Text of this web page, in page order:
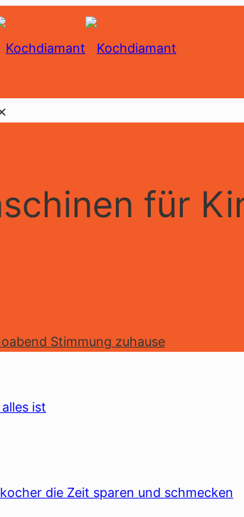
für
Stimmung zuhause
ist
die Zeit sparen und schmecken